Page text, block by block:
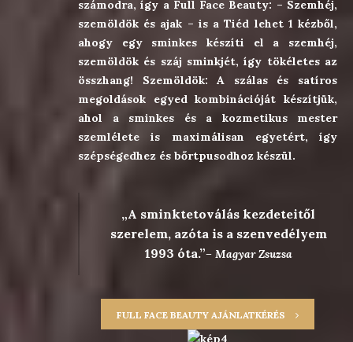
számodra, így a Full Face Beauty: – Szemhéj,
szemöldök és ajak – is a Tiéd lehet 1 kézből,
ahogy egy sminkes készíti el a szemhéj,
szemöldök és száj sminkjét, így tökéletes az
összhang! Szemöldök: A szálas és satíros
megoldások egyed kombinációját készítjük,
ahol a sminkes és a kozmetikus mester
szemlélete is maximálisan egyetért, így
szépségedhez és bőrtpusodhoz készül.
A sminktetoválás kezdeteitől
szerelem, azóta is a szenvedélyem
1993 óta. – Magyar Zsuzsa
FULL FACE BEAUTY AJÁNLATKÉRÉS